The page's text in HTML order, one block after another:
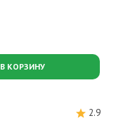
В КОРЗИНУ
2.9